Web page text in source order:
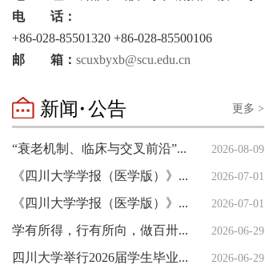
电 话：
+86-028-85501320 +86-028-85500106
邮 箱： scuxbyxb@scu.edu.cn
新闻·公告 更多 >
“衰老机制、临床与交叉前沿”论坛正式发布 2026-08-09
《四川大学学报（医学版）》印刷服务采购项目比选公示 2026-07-01
《四川大学学报（医学版）》编辑部紧急声明 2026-07-01
学有所得，行有所向，做百卅川大的薪火赓续者 ——校长汪劲松在四川大学2026届学生毕业典礼上的讲话 2026-06-29
四川大学举行2026届学生毕业典礼暨学位授予仪式 2026-06-29